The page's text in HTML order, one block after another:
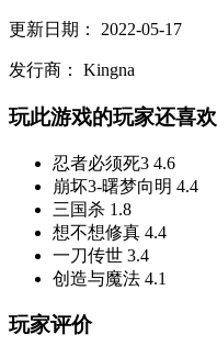
更新日期： 2022-05-17
发行商： Kingna
玩此游戏的玩家还喜欢
忍者必须死3 4.6
崩坏3-曙梦向明 4.4
三国杀 1.8
想不想修真 4.4
一刀传世 3.4
创造与魔法 4.1
玩家评价